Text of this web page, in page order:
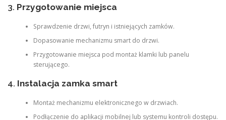
3. Przygotowanie miejsca
Sprawdzenie drzwi, futryn i istniejących zamków.
Dopasowanie mechanizmu smart do drzwi.
Przygotowanie miejsca pod montaż klamki lub panelu
sterującego.
4. Instalacja zamka smart
Montaż mechanizmu elektronicznego w drzwiach.
Podłączenie do aplikacji mobilnej lub systemu kontroli dostępu.